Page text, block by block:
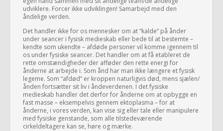
udviklere. Forcer ikke udviklingen! Samarbejd med den
åndelige verden.
Det handler ikke for os mennesker om at “kalde” på ånder
under seancer i fysisk medieskab eller bede til at bestemte –
kendte som ukendte – afdøde personer vil komme igennem til
os under fysiske seancer. Det handler om at få etableret de
rette omstændigheder der afføder den rette energi for
ånderne at arbejde i. Som ånd har man ikke længere et fysisk
legeme. Som “afdød” er kroppen naturligvis død, mens sjælen/
ånden fortsætter sit liv i åndeverdenen. I det fysiske
medieskab handler det derfor for ånderne om at opbygge en
fast masse – eksempelvis gennem ektoplasma – for at
ånderne, i vores verden, kan vise sig eller tale eller manipulere
med fysiske genstande, som alle tilstedeværende
cirkeldeltagere kan se, høre og mærke.